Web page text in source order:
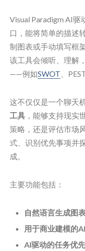
Visual Paradigm AI
口，能将简单的描述
制图表或手动填写框
该工具会倾听、理解
——例如SWOT 、
这不仅仅是一个聊天
工具 ，能够支持现实
策略，还是评估市场
式、识别优先事项并
成。
主要功能包括：
自然语言生成图
用于商业建模的
AI驱动的任务优